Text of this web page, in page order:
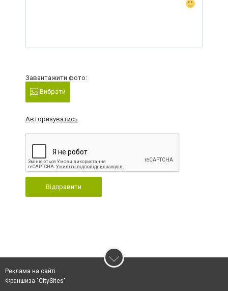
Завантажити фото:
Вибрати
Авторизуватись
Відправити
Реклама на сайті
Франшиза "CitySites"